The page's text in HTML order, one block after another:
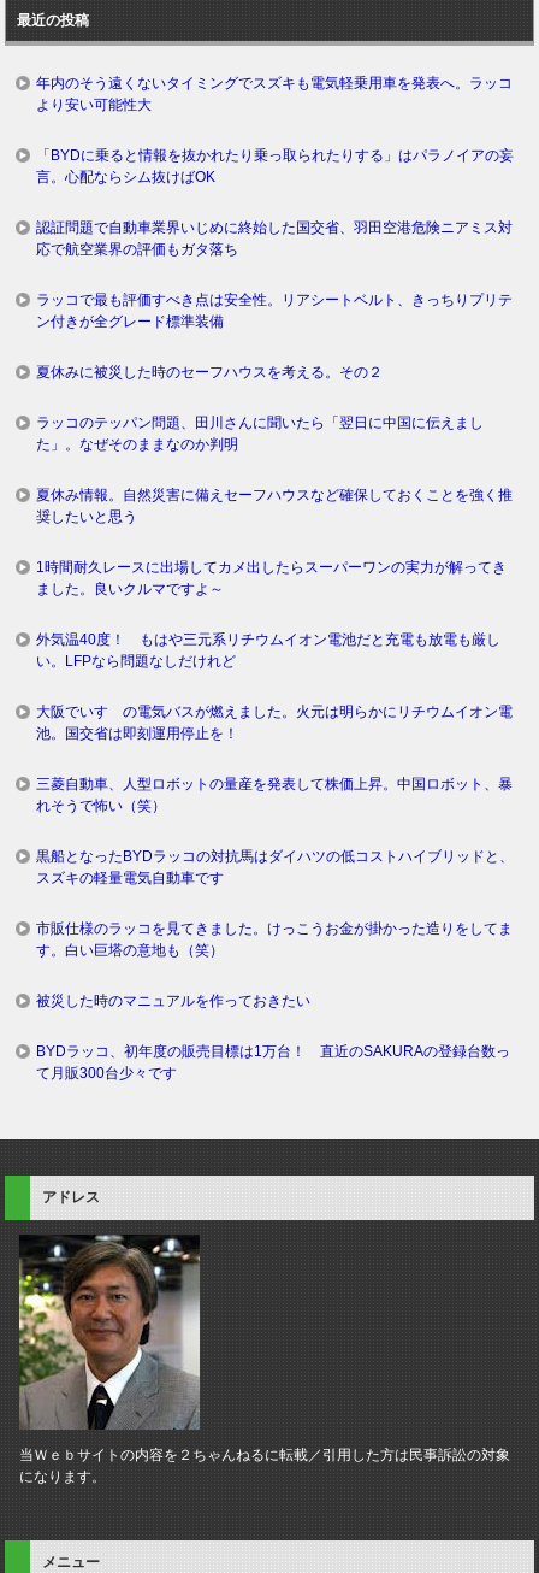
グ
最近の投稿
年内のそう遠くないタイミングでスズキも電気軽乗用車を発表へ。ラッコ
より安い可能性大
「BYDに乗ると情報を抜かれたり乗っ取られたりする」はパラノイアの妄
言。心配ならシム抜けばOK
認証問題で自動車業界いじめに終始した国交省、羽田空港危険ニアミス対
応で航空業界の評価もガタ落ち
ラッコで最も評価すべき点は安全性。リアシートベルト、きっちりプリテ
ン付きが全グレード標準装備
夏休みに被災した時のセーフハウスを考える。その２
ラッコのテッパン問題、田川さんに聞いたら「翌日に中国に伝えまし
た」。なぜそのままなのか判明
夏休み情報。自然災害に備えセーフハウスなど確保しておくことを強く推
奨したいと思う
1時間耐久レースに出場してカメ出したらスーパーワンの実力が解ってき
ました。良いクルマですよ～
外気温40度！ もはや三元系リチウムイオン電池だと充電も放電も厳し
い。LFPなら問題なしだけれど
大阪でいすゞの電気バスが燃えました。火元は明らかにリチウムイオン電
池。国交省は即刻運用停止を！
三菱自動車、人型ロボットの量産を発表して株価上昇。中国ロボット、暴
れそうで怖い（笑）
黒船となったBYDラッコの対抗馬はダイハツの低コストハイブリッドと、
スズキの軽量電気自動車です
市販仕様のラッコを見てきました。けっこうお金が掛かった造りをしてま
す。白い巨塔の意地も（笑）
被災した時のマニュアルを作っておきたい
BYDラッコ、初年度の販売目標は1万台！ 直近のSAKURAの登録台数っ
て月販300台少々です
アドレス
当Ｗｅｂサイトの内容を２ちゃんねるに転載／引用した方は民事訴訟の対象
になります。
メニュー